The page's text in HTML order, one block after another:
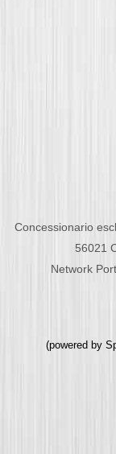
Concessionario
56021
Network
(powered by